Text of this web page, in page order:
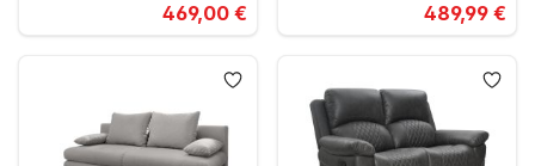
469,00 € 489,99 €